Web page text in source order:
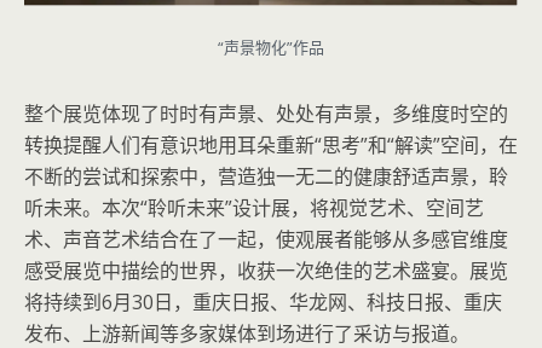
“声景物化”作品
整个展览体现了时时有声景、处处有声景，多维度时空的
转换提醒人们有意识地用耳朵重新“思考”和“解读”空间，在
不断的尝试和探索中，营造独一无二的健康舒适声景，聆
听未来。本次“聆听未来”设计展，将视觉艺术、空间艺
术、声音艺术结合在了一起，使观展者能够从多感官维度
感受展览中描绘的世界，收获一次绝佳的艺术盛宴。展览
将持续到6月30日，重庆日报、华龙网、科技日报、重庆
发布、上游新闻等多家媒体到场进行了采访与报道。